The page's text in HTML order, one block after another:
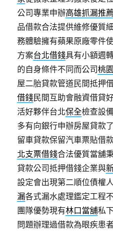
公司專業申辦高雄抓漏推
品借款合法提供維修優質
務體驗擁有蘋果原廠零件
方案台北借錢具有小額週
的自身條件不同而公司桃
屋二胎貸款管道民間抵押
借錢民間互助會融資借貸
活好夥伴台北保全檢查設
多有向銀行申辦房屋貸款
留車貸款保留汽車票貼借
北支票借錢合法優質當舖
貸款公司抵押借錢企業與
設定會出現第二順位債權
漏各式漏水處理鑑定工程
團隊優勢現有林口當舖私
問題辦理過借款為眼疾患